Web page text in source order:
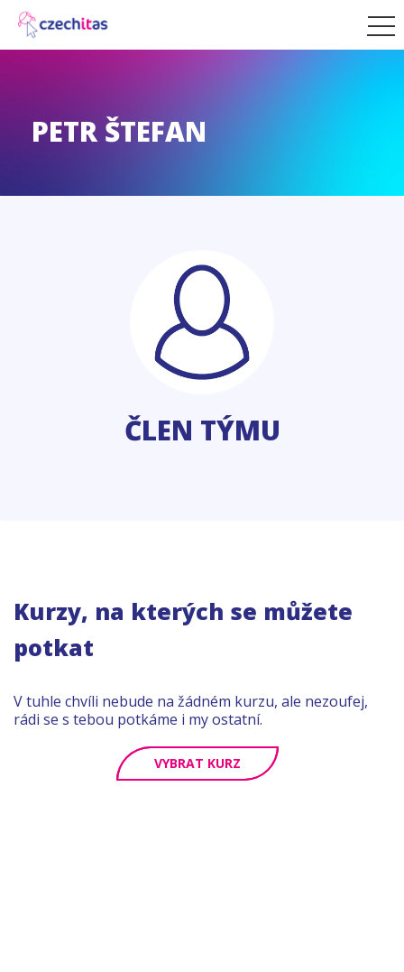
PETR ŠTEFAN
ČLEN TÝMU
Kurzy, na kterých se můžete
potkat
V tuhle chvíli nebude na žádném kurzu, ale nezoufej,
rádi se s tebou potkáme i my ostatní.
VYBRAT KURZ